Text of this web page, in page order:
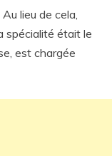
lieu de cela,
spécialité était le
est chargée